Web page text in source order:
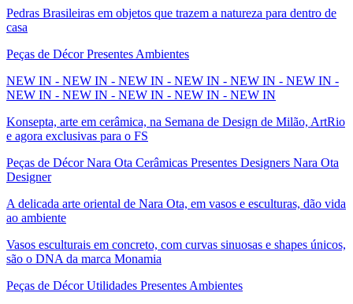
Pedras Brasileiras em objetos que trazem a natureza para dentro de
casa
Peças de Décor Presentes Ambientes
NEW IN - NEW IN - NEW IN - NEW IN - NEW IN - NEW IN -
NEW IN - NEW IN - NEW IN - NEW IN - NEW IN
Konsepta, arte em cerâmica, na Semana de Design de Milão, ArtRio
e agora exclusivas para o FS
Peças de Décor Nara Ota Cerâmicas Presentes Designers Nara Ota
Designer
A delicada arte oriental de Nara Ota, em vasos e esculturas, dão vida
ao ambiente
Vasos esculturais em concreto, com curvas sinuosas e shapes únicos,
são o DNA da marca Monamia
Peças de Décor Utilidades Presentes Ambientes